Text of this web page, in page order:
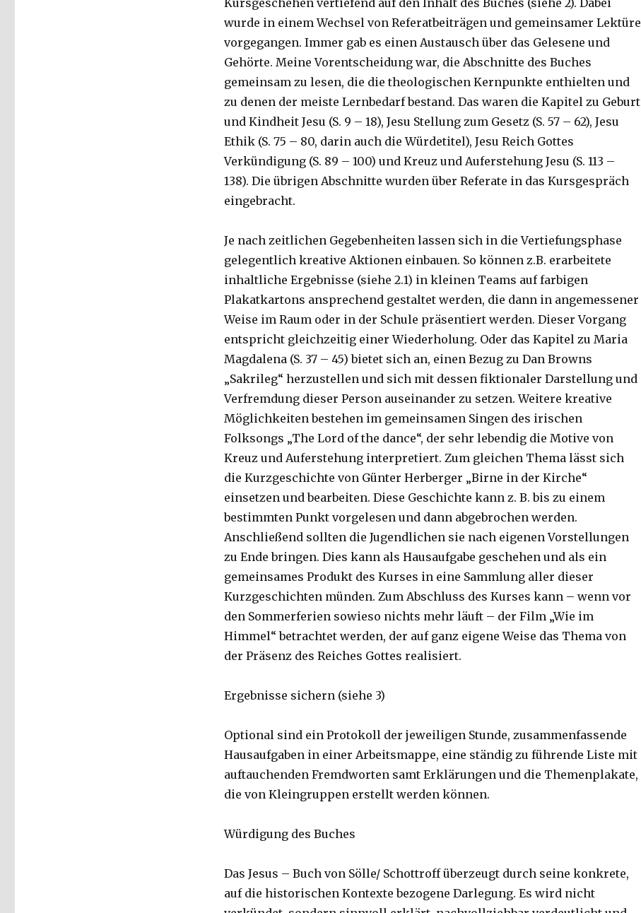
Kursgeschehen vertiefend auf den Inhalt des Buches (siehe 2). Dabei
wurde in einem Wechsel von Referatbeiträgen und gemeinsamer Lektüre
vorgegangen. Immer gab es einen Austausch über das Gelesene und
Gehörte. Meine Vorentscheidung war, die Abschnitte des Buches
gemeinsam zu lesen, die die theologischen Kernpunkte enthielten und
zu denen der meiste Lernbedarf bestand. Das waren die Kapitel zu Geburt
und Kindheit Jesu (S. 9 – 18), Jesu Stellung zum Gesetz (S. 57 – 62), Jesu
Ethik (S. 75 – 80, darin auch die Würdetitel), Jesu Reich Gottes
Verkündigung (S. 89 – 100) und Kreuz und Auferstehung Jesu (S. 113 –
138). Die übrigen Abschnitte wurden über Referate in das Kursgespräch
eingebracht.
Je nach zeitlichen Gegebenheiten lassen sich in die Vertiefungsphase
gelegentlich kreative Aktionen einbauen. So können z.B. erarbeitete
inhaltliche Ergebnisse (siehe 2.1) in kleinen Teams auf farbigen
Plakatkartons ansprechend gestaltet werden, die dann in angemessener
Weise im Raum oder in der Schule präsentiert werden. Dieser Vorgang
entspricht gleichzeitig einer Wiederholung. Oder das Kapitel zu Maria
Magdalena (S. 37 – 45) bietet sich an, einen Bezug zu Dan Browns
„Sakrileg“ herzustellen und sich mit dessen fiktionaler Darstellung und
Verfremdung dieser Person auseinander zu setzen. Weitere kreative
Möglichkeiten bestehen im gemeinsamen Singen des irischen
Folksongs „The Lord of the dance“, der sehr lebendig die Motive von
Kreuz und Auferstehung interpretiert. Zum gleichen Thema lässt sich
die Kurzgeschichte von Günter Herberger „Birne in der Kirche“
einsetzen und bearbeiten. Diese Geschichte kann z. B. bis zu einem
bestimmten Punkt vorgelesen und dann abgebrochen werden.
Anschließend sollten die Jugendlichen sie nach eigenen Vorstellungen
zu Ende bringen. Dies kann als Hausaufgabe geschehen und als ein
gemeinsames Produkt des Kurses in eine Sammlung aller dieser
Kurzgeschichten münden. Zum Abschluss des Kurses kann – wenn vor
den Sommerferien sowieso nichts mehr läuft – der Film „Wie im
Himmel“ betrachtet werden, der auf ganz eigene Weise das Thema von
der Präsenz des Reiches Gottes realisiert.
Ergebnisse sichern (siehe 3)
Optional sind ein Protokoll der jeweiligen Stunde, zusammenfassende
Hausaufgaben in einer Arbeitsmappe, eine ständig zu führende Liste mit
auftauchenden Fremdworten samt Erklärungen und die Themenplakate,
die von Kleingruppen erstellt werden können.
Würdigung des Buches
Das Jesus – Buch von Sölle/ Schottroff überzeugt durch seine konkrete,
auf die historischen Kontexte bezogene Darlegung. Es wird nicht